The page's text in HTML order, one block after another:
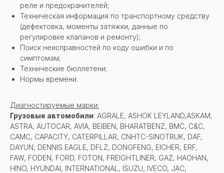
реле и предохранителей;
Техническая информация по транспортному средству
(дефектовка, моменты затяжки, данные по
регулировке клапанов и ремонту);
Поиск неисправностей по коду ошибки и по
симптомам;
Технические бюллетени;
Нормы времени.
Диагностируемые марки:
Грузовые автомобили: AGRALE, ASHOK LEYLAND,ASKAM,
ASTRA, AUTOCAR, AVIA, BEIBEN, BHARATBENZ, BMC, C&C,
CAMC, CAPACITY, CATERPILLAR, CNHTC-SINOTRUK, DAF,
DAYUN, DENNIS EAGLE, DFLZ, DONGFENG, EICHER, ERF,
FAW, FODEN, FORD, FOTON, FREIGHTLINER, GAZ, HAOHAN,
HINO, HYUNDAI, INTERNATIONAL, ISUZU, IVECO, JAC,